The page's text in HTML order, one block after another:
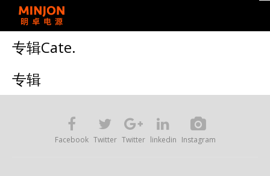
专辑Cate.
专辑
Facebook Twitter Twitter linkedin Instagram